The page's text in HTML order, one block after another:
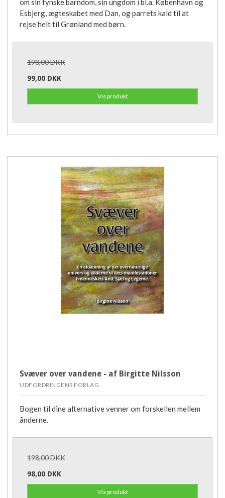
om sin fynske barndom, sin ungdom i bl.a. København og
Esbjerg, ægteskabet med Dan, og parrets kald til at
rejse helt til Grønland med børn.
198,00 DKK
99,00 DKK
Vis produkt
Svæver over vandene - af Birgitte Nilsson
UDFORDRINGENS FORLAG
Bogen til dine alternative venner om forskellen mellem
ånderne.
198,00 DKK
98,00 DKK
Vis produkt